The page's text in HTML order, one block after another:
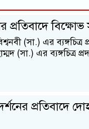
প্রতিবাদে
(সা.) এর ব্যঙ্গচিত্র
(সা.) এর ব্যঙ্গচিত্র
প্রতিবাদে